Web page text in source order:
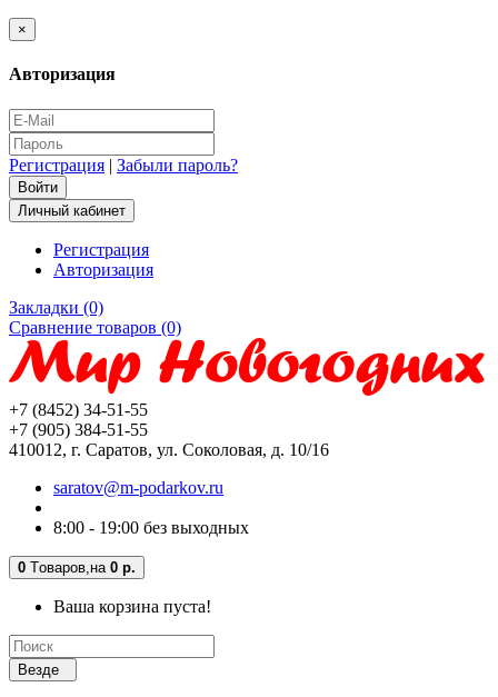
×
Авторизация
Регистрация | Забыли пароль?
Личный кабинет
Регистрация
Авторизация
Закладки (0)
Сравнение товаров (0)
+7 (8452) 34-51-55
+7 (905) 384-51-55
410012, г. Саратов, ул. Соколовая, д. 10/16
saratov@m-podarkov.ru
8:00 - 19:00 без выходных
0 Tоваров, на 0 р.
Ваша корзина пуста!
Везде